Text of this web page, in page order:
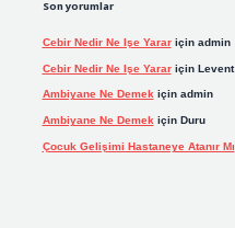
Son yorumlar
Cebir Nedir Ne Işe Yarariçin admin
Cebir Nedir Ne Işe Yarariçin Levent
Ambiyane Ne Demekiçin admin
Ambiyane Ne Demek için Duru
Çocuk Gelişimi Hastaneye Atanır Mı